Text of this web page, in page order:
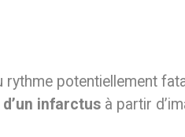
rythme potentiellement
infarctus à partir